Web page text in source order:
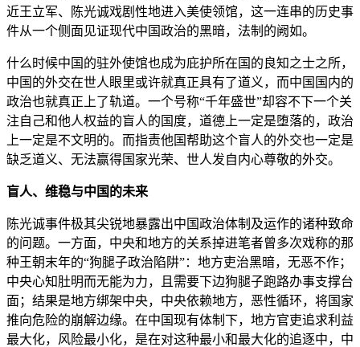
近王立军、陈光诚戏剧性地进入美使领馆，这一连串的历史事
件从一个侧面见证现代中国政治的黑暗，法制的阙如。
什么时候中国的驻外使馆也成为庇护所在国的良知之士之所，
中国的外交在世人眼里或许就真正具有了道义，而中国国内的
政治也就真正上了轨道。一个号称“千年盛世”却容不下一个关
注自己和他人权益的盲人的国度，道德上一定是堕落的，政治
上一定是不文明的。而指责他国帮助这个盲人的外交也一定是
缺乏道义、无法赢得国家光荣、世人发自内心尊敬的外交。
盲人、维稳与中国的未来
陈光诚事件极其尖锐地暴露出中国政治体制及运作的诸种致命
的问题。一方面，中央和地方的关系掉进笔者曾多次戏称的那
种王朝末年的“狗腿子政治陷阱”：地方吏治黑暗，无恶不作；
中央心知肚明而无能为力，且需要下边狗腿子跑路办事支撑台
面；结果是地方绑架中央，中央依赖地方，恶性循环，将国家
推向危险的崩解边缘。在中国现有体制下，地方官吏追求利益
最大化，风险最小化，是在对这种最小和最大化的追逐中，中